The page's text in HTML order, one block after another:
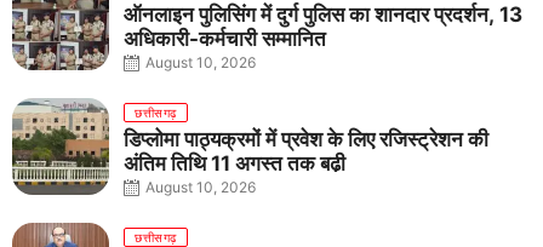
ऑनलाइन पुलिसिंग में दुर्ग पुलिस का शानदार प्रदर्शन, 13
अधिकारी-कर्मचारी सम्मानित
August 10, 2026
छत्तीसगढ़
डिप्लोमा पाठ्यक्रमों में प्रवेश के लिए रजिस्ट्रेशन की
अंतिम तिथि 11 अगस्त तक बढ़ी
August 10, 2026
छत्तीसगढ़